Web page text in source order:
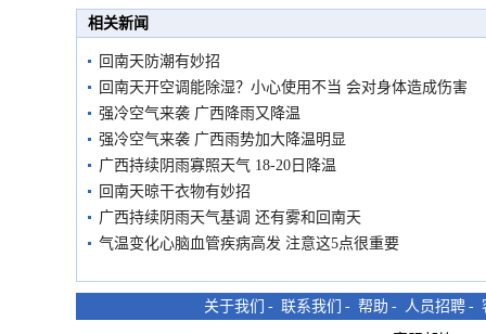
相关新闻
回南天防潮有妙招
回南天开空调能除湿？小心使用不当 会对身体造成伤害
强冷空气来袭 广西降雨又降温
强冷空气来袭 广西雨势加大降温明显
广西持续阴雨寡照天气 18-20日降温
回南天晾干衣物有妙招
广西持续阴雨天气基调 还有雾和回南天
气温变化心脑血管疾病高发 注意这5点很重要
关于我们 - 联系我们 - 帮助 - 人员招聘 -